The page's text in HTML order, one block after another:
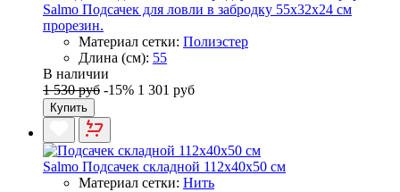
Salmo Подсачек для ловли в забродку 55x32x24 см
прорезин.
Материал сетки: Полиэстер
Длина (см): 55
В наличии
1 530 руб -15% 1 301 руб
Купить
Salmo Подсачек складной 112x40x50 см
Материал сетки: Нить